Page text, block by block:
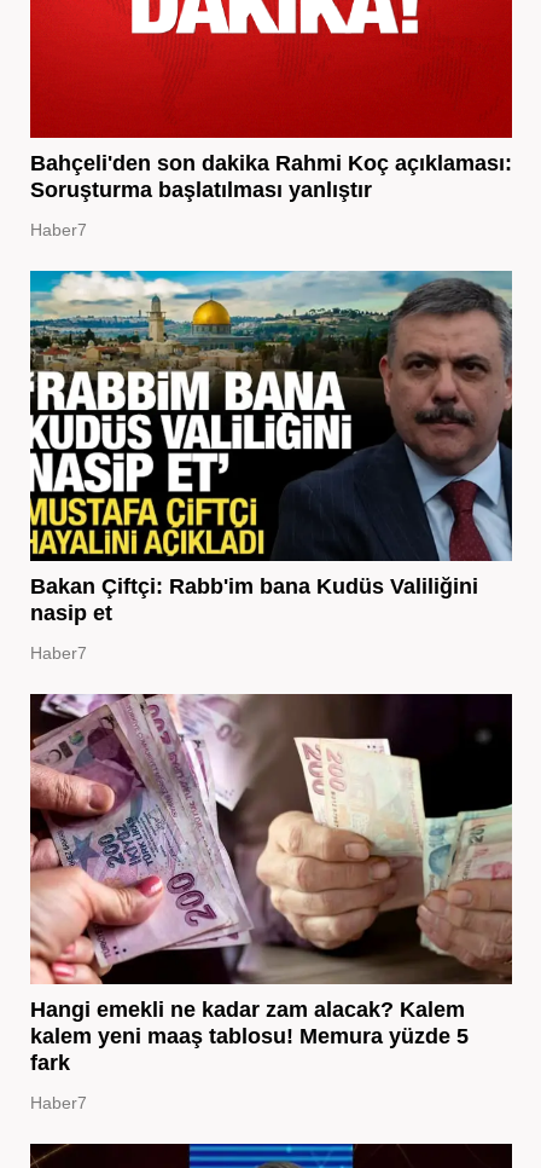
Bahçeli'den son dakika Rahmi Koç açıklaması:
Soruşturma başlatılması yanlıştır
Haber7
Bakan Çiftçi: Rabb'im bana Kudüs Valiliğini
nasip et
Haber7
Hangi emekli ne kadar zam alacak? Kalem
kalem yeni maaş tablosu! Memura yüzde 5
fark
Haber7